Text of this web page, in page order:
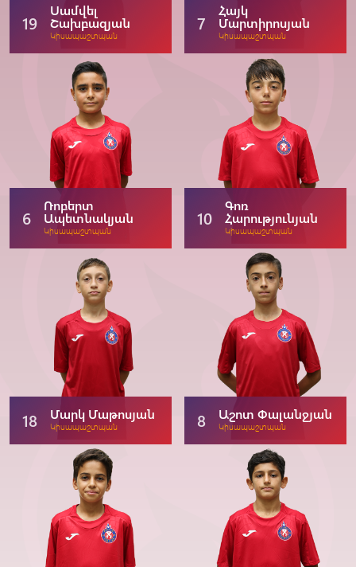
19
Սամվել
Շախբազյան
Կիսապաշտպան
7
Հայկ
Մարտիրոսյան
Կիսապաշտպան
6
Ռոբերտ
Ապետնակյան
Կիսապաշտպան
10
Գոռ
Հարությունյան
Կիսապաշտպան
18 Մարկ Մաթոսյան
Կիսապաշտպան 8 Աշոտ Փալանջյան
Կիսապաշտպան